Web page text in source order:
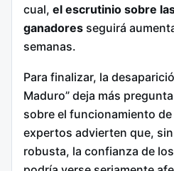
cual, el escrutinio sobre
ganadores seguirá
semanas.
Para finalizar, la
Maduro” deja más
sobre el funcionamiento
expertos advierten que,
robusta, la confianza de